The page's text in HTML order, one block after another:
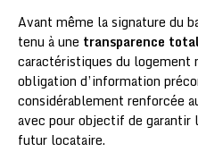
Avant même la signature du
tenu à une transparence
caractéristiques du logement
obligation d’information
considérablement renforcée
avec pour objectif de garantir
futur locataire.